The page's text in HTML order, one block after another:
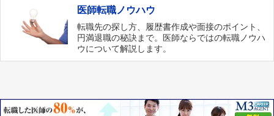
医師転職ノウハウ
転職先の探し方、履歴書作成や面接のポイント、
円満退職の秘訣まで。医師ならではの転職ノウハ
ウについて解説します。